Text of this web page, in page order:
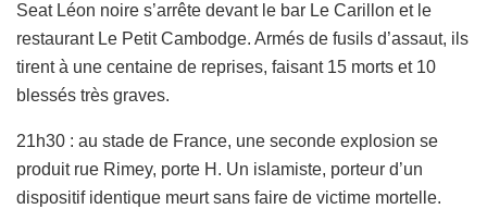
Seat Léon noire s’arrête devant le bar Le Carillon et le
restaurant Le Petit Cambodge. Armés de fusils d’assaut, ils
tirent à une centaine de reprises, faisant 15 morts et 10
blessés très graves.
21h30 : au stade de France, une seconde explosion se
produit rue Rimey, porte H. Un islamiste, porteur d’un
dispositif identique meurt sans faire de victime mortelle.